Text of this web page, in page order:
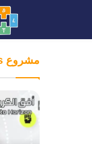
مشروع Waves